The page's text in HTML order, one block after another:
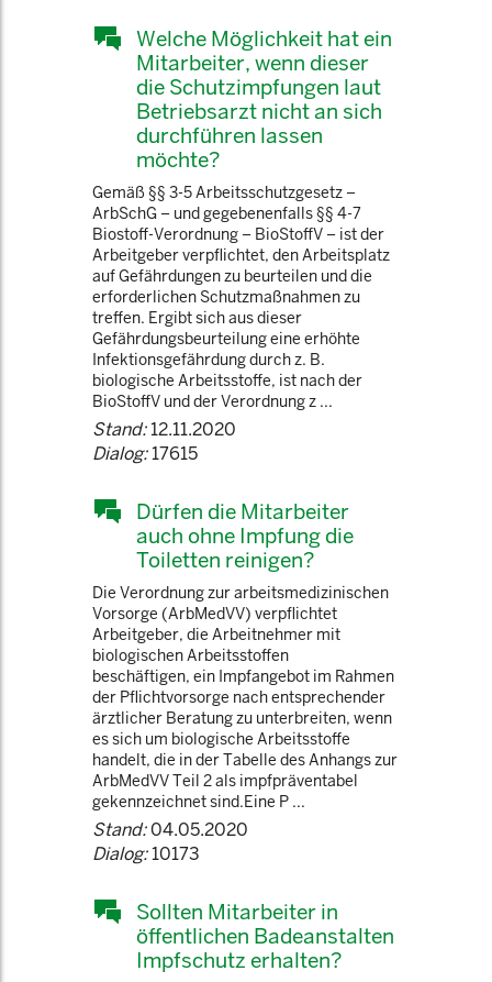
Welche Möglichkeit hat ein
Mitarbeiter, wenn dieser
die Schutzimpfungen laut
Betriebsarzt nicht an sich
durchführen lassen
möchte?
Gemäß §§ 3-5 Arbeitsschutzgesetz –
ArbSchG – und gegebenenfalls §§ 4-7
Biostoff-Verordnung – BioStoffV – ist der
Arbeitgeber verpflichtet, den Arbeitsplatz
auf Gefährdungen zu beurteilen und die
erforderlichen Schutzmaßnahmen zu
treffen. Ergibt sich aus dieser
Gefährdungsbeurteilung eine erhöhte
Infektionsgefährdung durch z. B.
biologische Arbeitsstoffe, ist nach der
BioStoffV und der Verordnung z ...
Stand:12.11.2020
Dialog:17615
Dürfen die Mitarbeiter
auch ohne Impfung die
Toiletten reinigen?
Die Verordnung zur arbeitsmedizinischen
Vorsorge (ArbMedVV) verpflichtet
Arbeitgeber, die Arbeitnehmer mit
biologischen Arbeitsstoffen
beschäftigen, ein Impfangebot im Rahmen
der Pflichtvorsorge nach entsprechender
ärztlicher Beratung zu unterbreiten, wenn
es sich um biologische Arbeitsstoffe
handelt, die in der Tabelle des Anhangs zur
ArbMedVV Teil 2 als impfpräventabel
gekennzeichnet sind.Eine P ...
Stand:04.05.2020
Dialog:10173
Sollten Mitarbeiter in
öffentlichen Badeanstalten
Impfschutz erhalten?